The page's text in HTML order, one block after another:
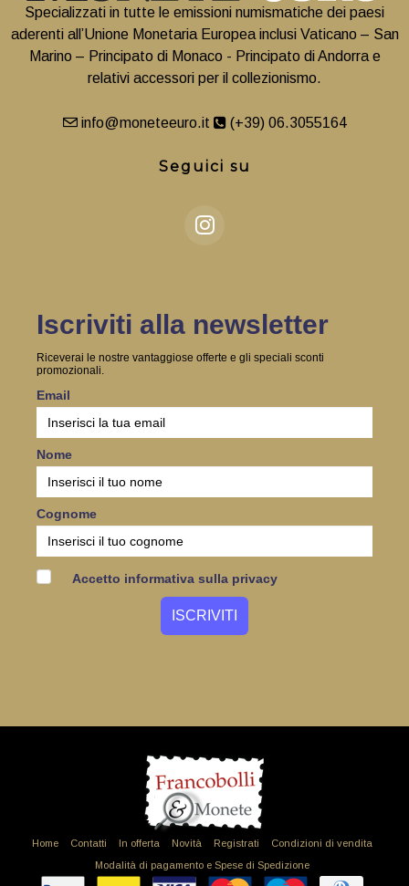
Specializzati in tutte le emissioni numismatiche dei paesi
aderenti all’Unione Monetaria Europea inclusi Vaticano – San
Marino – Principato di Monaco - Principato di Andorra e
relativi accessori per il collezionismo.
info@moneteeuro.it (+39) 06.3055164
Seguici su
Iscriviti alla newsletter
Riceverai le nostre vantaggiose offerte e gli speciali sconti
promozionali.
Email
Nome
Cognome
Accetto informativa sulla privacy
Home Contatti In offerta Novità Registrati
Condizioni di vendita
Modalità di pagamento e Spese di Spedizione